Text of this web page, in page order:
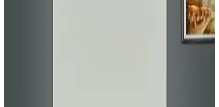
Bu karşılaştırma, iki perde modelinin boyutlar, perde tipi, renk,
kumaş ve yalıtım özelliklerini kullanıcı yorumlarıyla birlikte özetler.
Perle Ada Bej, %100 polyester, 100x260 cm; Rech Taç Antrasit,
karartma ve ses/ısı yalıtımı vaat eder, montaj kolaylığı ile öne çıkar.